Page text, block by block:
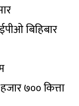
बिहिबार
७०० कित्ता